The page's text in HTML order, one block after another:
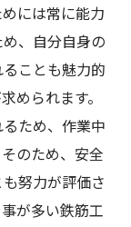
には常に能力
、自分自身の
ことも魅力的
められます。
ため、作業中
のため、安全
努力が評価さ
が多い鉄筋工